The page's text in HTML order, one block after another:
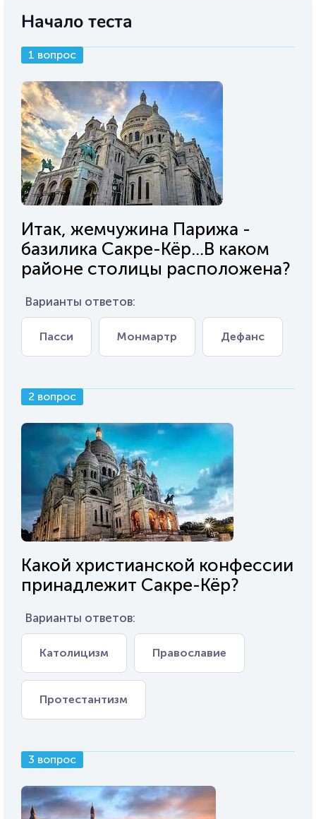
Начало теста
1 вопрос
Итак, жемчужина Парижа -
базилика Сакре-Кёр...В каком
районе столицы расположена?
Варианты ответов:
Пасси Монмартр Дефанс
2 вопрос
Какой христианской конфессии
принадлежит Сакре-Кёр?
Варианты ответов:
Католицизм Православие
Протестантизм
3 вопрос